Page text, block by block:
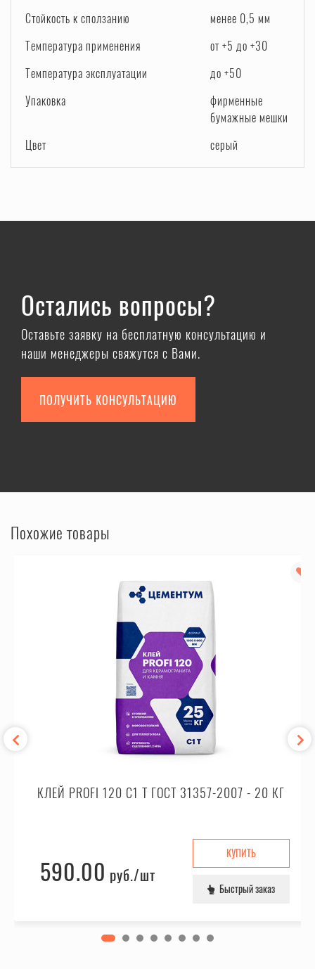
Стойкость к сползанию
менее 0,5 мм
Температура применения
от +5 до +30
Температура эксплуатации
до +50
Упаковка
фирменные
бумажные мешки
Цвет
серый
Остались вопросы?
Оставьте заявку на бесплатную консультацию и
наши менеджеры свяжутся с Вами.
ПОЛУЧИТЬ КОНСУЛЬТАЦИЮ
Похожие товары
КЛЕЙ PROFI 120 C1 T ГОСТ 31357-2007 - 20 КГ
590.00 руб./шт
КУПИТЬ
Быстрый заказ